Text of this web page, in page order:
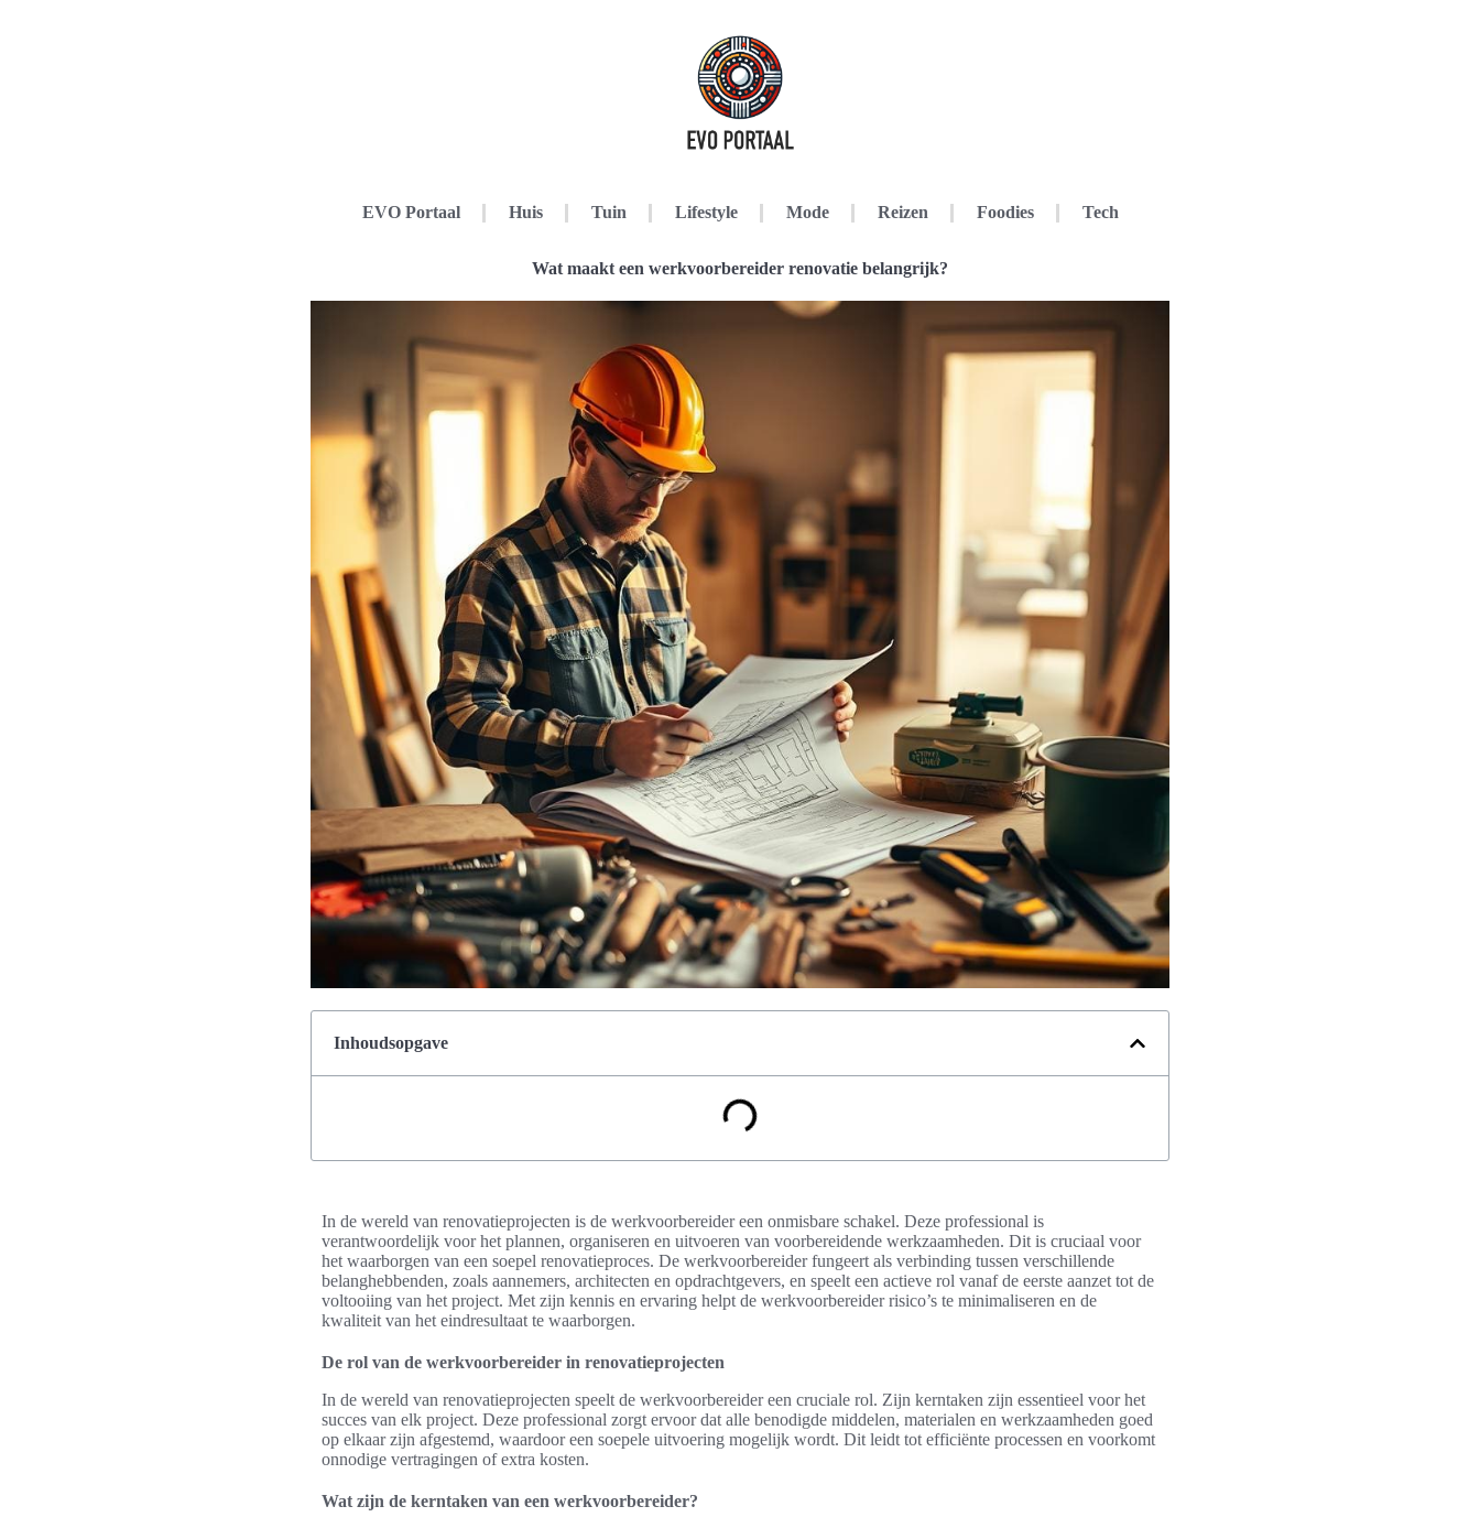
EVO Portaal Huis Tuin Lifestyle Mode Reizen Foodies Tech
Wat maakt een werkvoorbereider renovatie belangrijk?
Inhoudsopgave
In de wereld van renovatieprojecten is de werkvoorbereider een onmisbare schakel. Deze professional is
verantwoordelijk voor het plannen, organiseren en uitvoeren van voorbereidende werkzaamheden. Dit is cruciaal voor
het waarborgen van een soepel renovatieproces. De werkvoorbereider fungeert als verbinding tussen verschillende
belanghebbenden, zoals aannemers, architecten en opdrachtgevers, en speelt een actieve rol vanaf de eerste aanzet tot de
voltooiing van het project. Met zijn kennis en ervaring helpt de werkvoorbereider risico’s te minimaliseren en de
kwaliteit van het eindresultaat te waarborgen.
De rol van de werkvoorbereider in renovatieprojecten
In de wereld van renovatieprojecten speelt de werkvoorbereider een cruciale rol. Zijn kerntaken zijn essentieel voor het
succes van elk project. Deze professional zorgt ervoor dat alle benodigde middelen, materialen en werkzaamheden goed
op elkaar zijn afgestemd, waardoor een soepele uitvoering mogelijk wordt. Dit leidt tot efficiënte processen en voorkomt
onnodige vertragingen of extra kosten.
Wat zijn de kerntaken van een werkvoorbereider?